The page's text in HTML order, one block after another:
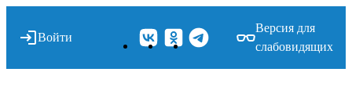
Войти
Версия для
слабовидящих